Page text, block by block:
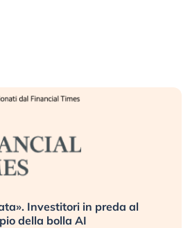
Investitori in preda al
della bolla AI